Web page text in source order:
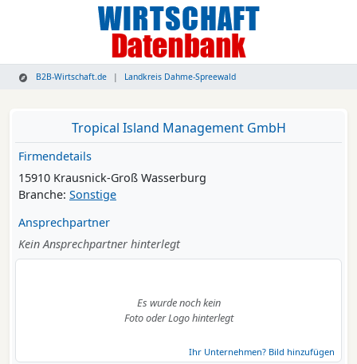
B2B-Wirtschaft.de Landkreis Dahme-Spreewald
Tropical Island Management GmbH
Firmendetails
15910 Krausnick-Groß Wasserburg
Branche: Sonstige
Ansprechpartner
Kein Ansprechpartner hinterlegt
Es wurde noch kein
Foto oder Logo hinterlegt
Ihr Unternehmen? Bild hinzufügen